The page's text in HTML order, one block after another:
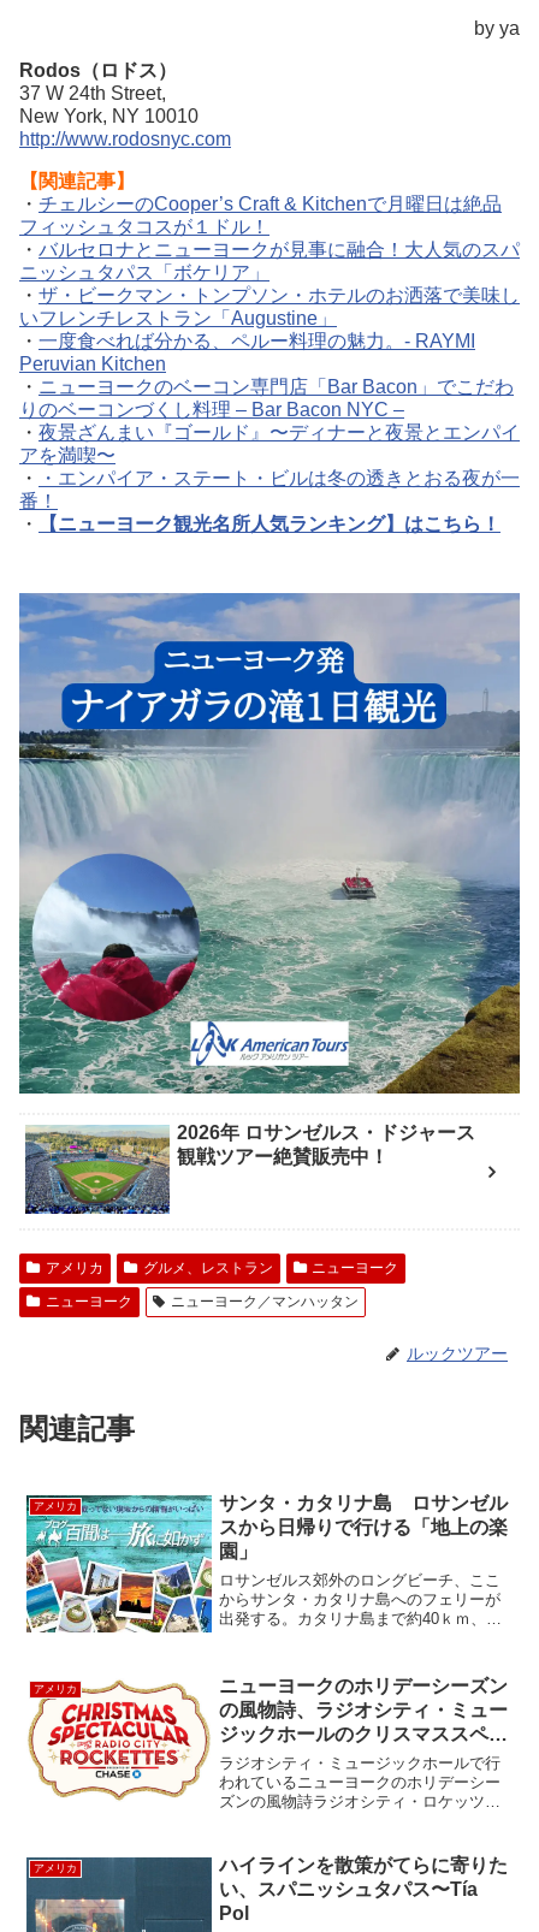
by ya
Rodos（ロドス）
37 W 24th Street,
New York, NY 10010
http://www.rodosnyc.com
【関連記事】
・ チェルシーのCooper’s Craft & Kitchenで月曜日は絶品
フィッシュタコスが１ドル！
・ バルセロナとニューヨークが見事に融合！大人気のスパ
ニッシュタパス「ボケリア」
・ ザ・ビークマン・トンプソン・ホテルのお洒落で美味し
いフレンチレストラン「Augustine」
・ 一度食べれば分かる、ペルー料理の魅力。- RAYMI
Peruvian Kitchen
・ ニューヨークのベーコン専門店「Bar Bacon」でこだわ
りのベーコンづくし料理 – Bar Bacon NYC –
・ 夜景ざんまい『ゴールド』〜ディナーと夜景とエンパイ
アを満喫〜
・
・エンパイア・ステート・ビルは冬の透きとおる夜が一
番！
・
【ニューヨーク観光名所人気ランキング】はこちら！
2026年 ロサンゼルス・ドジャース
観戦ツアー絶賛販売中！
アメリカ グルメ、レストラン
ニューヨーク
ニューヨーク
ニューヨーク／マンハッタン
ルックツアー
関連記事
アメリカ
サンタ・カタリナ島 ロサンゼル
スから日帰りで行ける「地上の楽
園」
ロサンゼルス郊外のロングビーチ、ここ
からサンタ・カタリナ島へのフェリーが
出発する。カタリナ島まで約40ｋｍ、高
のクッションシート。夏の日差しの良い
日は、サンデッキシ...
アメリカ
ニューヨークのホリデーシーズン
の風物詩、ラジオシティ・ミュー
ジックホールのクリスマススペク
タキュラー
ラジオシティ・ミュージックホールで行
われているニューヨークのホリデーシー
ズンの風物詩ラジオシティ・ロケッツの
した。1933年から続く、伝統のクリス...
アメリカ
ハイラインを散策がてらに寄りた
い、スパニッシュタパス〜Tía
Pol